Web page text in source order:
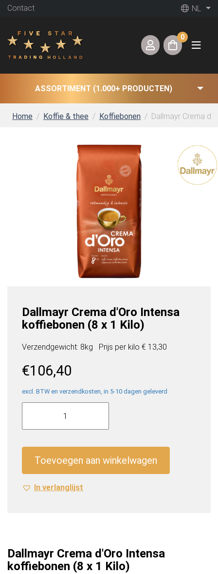
Contact NL
0
ASSORTIMENT (1.000+ PRODUCTEN)
Home Koffie & thee Koffiebonen Dallmayr Crema
Dallmayr Crema d'Oro Intensa
koffiebonen (8 x 1 Kilo)
Verzendgewicht: 8kg Prijs per kilo € 13,30
€106,40
excl. BTW en verzendkosten, in 5-10 dagen geleverd
Dallmayr
d'Oro
x
1
Toevoegen aan winkelwagen
In verlanglijst
Dallmayr Crema d'Oro Intensa
koffiebonen (8 x 1 Kilo)